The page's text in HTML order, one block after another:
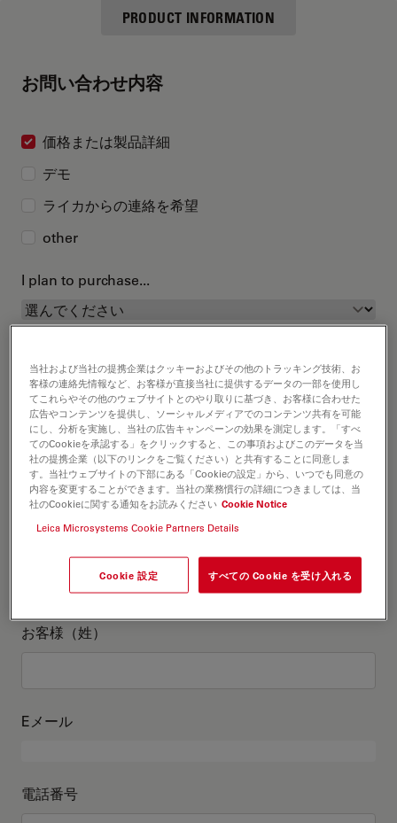
PRODUCT INFORMATION
お問い合わせ内容
価格または製品詳細
デモ
ライカからの連絡を希望
other
I plan to purchase...
お客様情報
役職 オプションの
お客様（姓）
Eメール
電話番号
当社および当社の提携企業はクッキーおよびその他のトラッキング技術、お
客様の連絡先情報など、お客様が直接当社に提供するデータの一部を使用し
てこれらやその他のウェブサイトとのやり取りに基づき、お客様に合わせた
広告やコンテンツを提供し、ソーシャルメディアでのコンテンツ共有を可能
にし、分析を実施し、当社の広告キャンペーンの効果を測定します。「すべ
てのCookieを承認する」をクリックすると、この事項およびこのデータを当
社の提携企業（以下のリンクをご覧ください）と共有することに同意しま
す。当社ウェブサイトの下部にある「Cookieの設定」から、いつでも同意の
内容を変更することができます。当社の業務慣行の詳細につきましては、当
社のCookieに関する通知をお読みください Cookie Notice
Leica Microsystems Cookie Partners Details
Cookie 設定 すべての Cookie を受け入れる